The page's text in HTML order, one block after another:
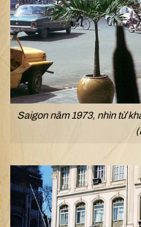
Saigon năm 1973, nhìn từ